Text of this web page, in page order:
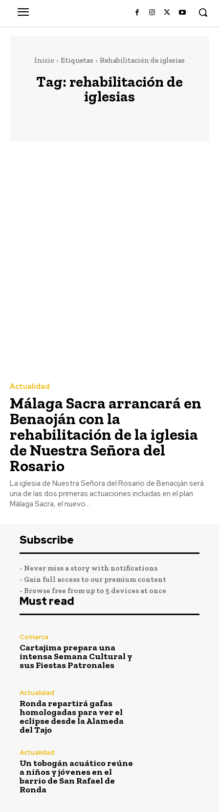
Inicio Etiquetas Rehabilitación de iglesias
Tag: rehabilitación de
iglesias
Actualidad
Málaga Sacra arrancará en
Benaoján con la
rehabilitación de la iglesia
de Nuestra Señora del
Rosario
La iglesia de Nuestra Señora del Rosario de Benaoján será
una de las dos primeras actuaciones incluidas en el plan
Málaga Sacra, el nuevo...
Subscribe
- Never miss a story with notifications
- Gain full access to our premium content
- Browse free from up to 5 devices at once
Must read
Comarca
Cartajima prepara una
intensa Semana Cultural y
sus Fiestas Patronales
Actualidad
Ronda repartirá gafas
homologadas para ver el
eclipse desde la Alameda
del Tajo
Actualidad
Un tobogán acuático reúne
a niños y jóvenes en el
barrio de San Rafael de
Ronda